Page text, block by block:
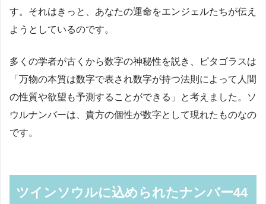
す。それはきっと、あなたの運命をエンジェルたちが伝え
ようとしているのです。
多くの学者が古くから数字の神秘性を説き、ピタゴラスは
「万物の本質は数字で表され数字が持つ法則によって人間
の性質や欲望も予測することができる」と考えました。ソ
ウルナンバーは、貴方の個性が数字として現れたものなの
です。
ツインソウルに込められたナンバー44